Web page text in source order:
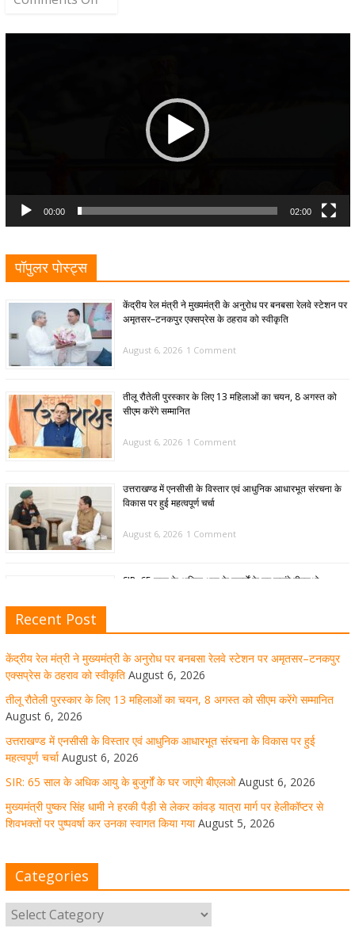
00:00 02:00
पॉपुलर पोस्ट्स
केंद्रीय रेल मंत्री ने मुख्यमंत्री के अनुरोध पर बनबसा रेलवे स्टेशन पर
अमृतसर–टनकपुर एक्सप्रेस के ठहराव को स्वीकृति
August 6, 2026 1 Comment
तीलू रौतेली पुरस्कार के लिए 13 महिलाओं का चयन, 8 अगस्त को
सीएम करेंगे सम्मानित
August 6, 2026 1 Comment
उत्तराखण्ड में एनसीसी के विस्तार एवं आधुनिक आधारभूत संरचना के
विकास पर हुई महत्वपूर्ण चर्चा
August 6, 2026 1 Comment
SIR: 65 साल के अधिक आयु के बुजुर्गों के घर जाएंगे बीएलओ
मुख्यमंत्री पुष्कर सिंह धामी ने हरकी पैड़ी से लेकर कांवड़ यात्रा मार्ग
पर हेलीकॉप्टर से शिवभक्तों पर पुष्पवर्षा कर उनका स्वागत किया गया
धर्मनगरी हरिद्वार में कांवड़ यात्रा के दौरान मंगलवार को आस्था, सेवा
और संस्कृति का अद्भुत संगम देखने को मिला
मुख्यमंत्री ने स्वास्थ्य सेवा शिविर का किया शुभारंभ, श्रद्धालुओं को
अपने हाथों से परोसा भोजन
Recent Post
केंद्रीय रेल मंत्री ने मुख्यमंत्री के अनुरोध पर बनबसा रेलवे स्टेशन पर अमृतसर–टनकपुर
एक्सप्रेस के ठहराव को स्वीकृति August 6, 2026
तीलू रौतेली पुरस्कार के लिए 13 महिलाओं का चयन, 8 अगस्त को सीएम करेंगे सम्मानित
August 6, 2026
उत्तराखण्ड में एनसीसी के विस्तार एवं आधुनिक आधारभूत संरचना के विकास पर हुई
महत्वपूर्ण चर्चा August 6, 2026
SIR: 65 साल के अधिक आयु के बुजुर्गों के घर जाएंगे बीएलओ August 6, 2026
मुख्यमंत्री पुष्कर सिंह धामी ने हरकी पैड़ी से लेकर कांवड़ यात्रा मार्ग पर हेलीकॉप्टर से
शिवभक्तों पर पुष्पवर्षा कर उनका स्वागत किया गया August 5, 2026
Categories